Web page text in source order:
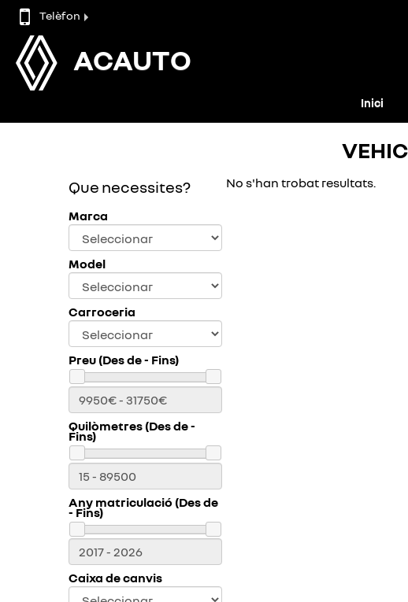
Telèfon
ACAUTO
Inici
Que necessites?
Marca
Model
Carroceria
Preu (Des de - Fins)
Quilòmetres (Des de -
Fins)
Any matriculació (Des de
- Fins)
Caixa de canvis
No s'han trobat resultats.